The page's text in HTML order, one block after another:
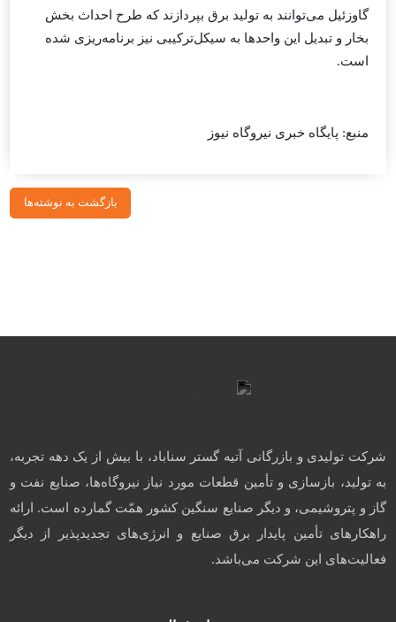
گاوزئیل می‌توانند به تولید برق بپردازند که طرح احداث بخش
بخار و تبدیل این واحدها به سیکل‌ترکیبی نیز برنامه‌ریزی شده
است.
منبع: پایگاه خبری نیروگاه نیوز
بازگشت به نوشته‌ها
شرکت تولیدی و بازرگانی آتیه گستر سناباد، با بیش از یک دهه تجربه،
به تولید، بازسازی و تأمین قطعات مورد نیاز نیروگاه‌ها، صنایع نفت و
گاز و پتروشیمی، و دیگر صنایع سنگین کشور همّت گمارده است. ارائه
راهکارهای تأمین پایدار برق صنایع و انرژی‌های تجدیدپذیر از دیگر
فعالیت‌های این شرکت می‌باشد.